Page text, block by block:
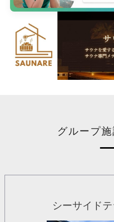
グループ
シーサイドテ